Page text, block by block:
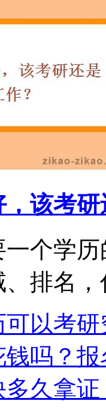
该考
个学
排名，
以考
钱吗？
久拿证